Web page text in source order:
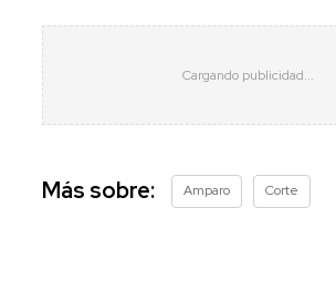
Más sobre: Amparo Corte